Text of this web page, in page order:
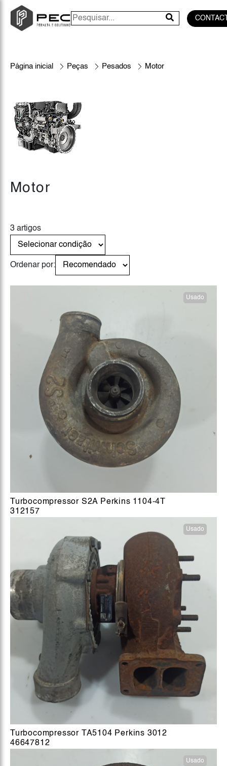
Página inicial Peças Pesados Motor
Motor
3 artigos
Ordenar por:
Usado
Turbocompressor S2A Perkins 1104-4T
312157
Usado
Turbocompressor TA5104 Perkins 3012
46647812
Usado